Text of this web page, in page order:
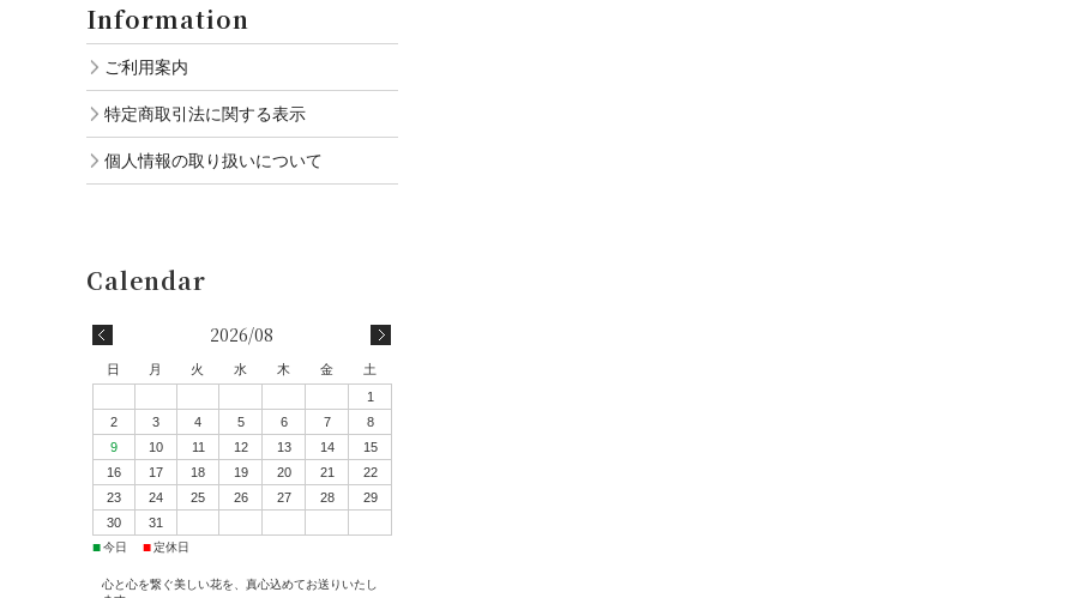
Information
ご利用案内
特定商取引法に関する表示
個人情報の取り扱いについて
2026/08
日 月 火 水 木 金
土
1
2
3 4 5 6 7
8
9
10 11 12 13 14
15
16
17 18 19 20 21
22
23
24 25 26 27 28
29
30
31
■今日 ■定休日
心と心を繋ぐ美しい花を、真心込めてお送りいたし